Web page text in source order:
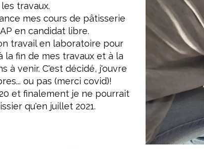
travaux.
mes cours de pâtisserie
en candidat libre.
travail en laboratoire pour
fin de mes travaux et à la
à venir. C'est décidé, j'ouvre
ou pas (merci covid)!
et finalement je ne pourrait
qu'en juillet 2021.